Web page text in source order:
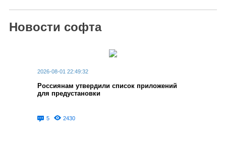
Новости софта
2026-08-01 22:49:32
Россиянам утвердили список приложений
для предустановки
5 2430